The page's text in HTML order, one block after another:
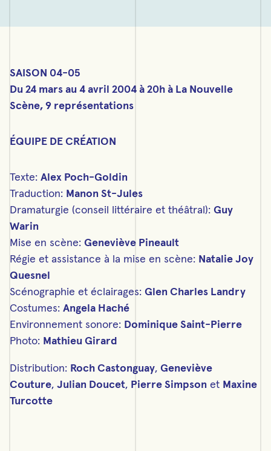
SAISON 04-05
Du 24 mars au 4 avril 2004 à 20h à La Nouvelle
Scène, 9 représentations
ÉQUIPE DE CRÉATION
Texte: Alex Poch-Goldin
Traduction: Manon St-Jules
Dramaturgie (conseil littéraire et théâtral): Guy
Warin
Mise en scène: Geneviève Pineault
Régie et assistance à la mise en scène: Natalie Joy
Quesnel
Scénographie et éclairages: Glen Charles Landry
Costumes: Angela Haché
Environnement sonore: Dominique Saint-Pierre
Photo: Mathieu Girard
Distribution: Roch Castonguay, Geneviève
Couture, Julian Doucet, Pierre Simpson et Maxine
Turcotte